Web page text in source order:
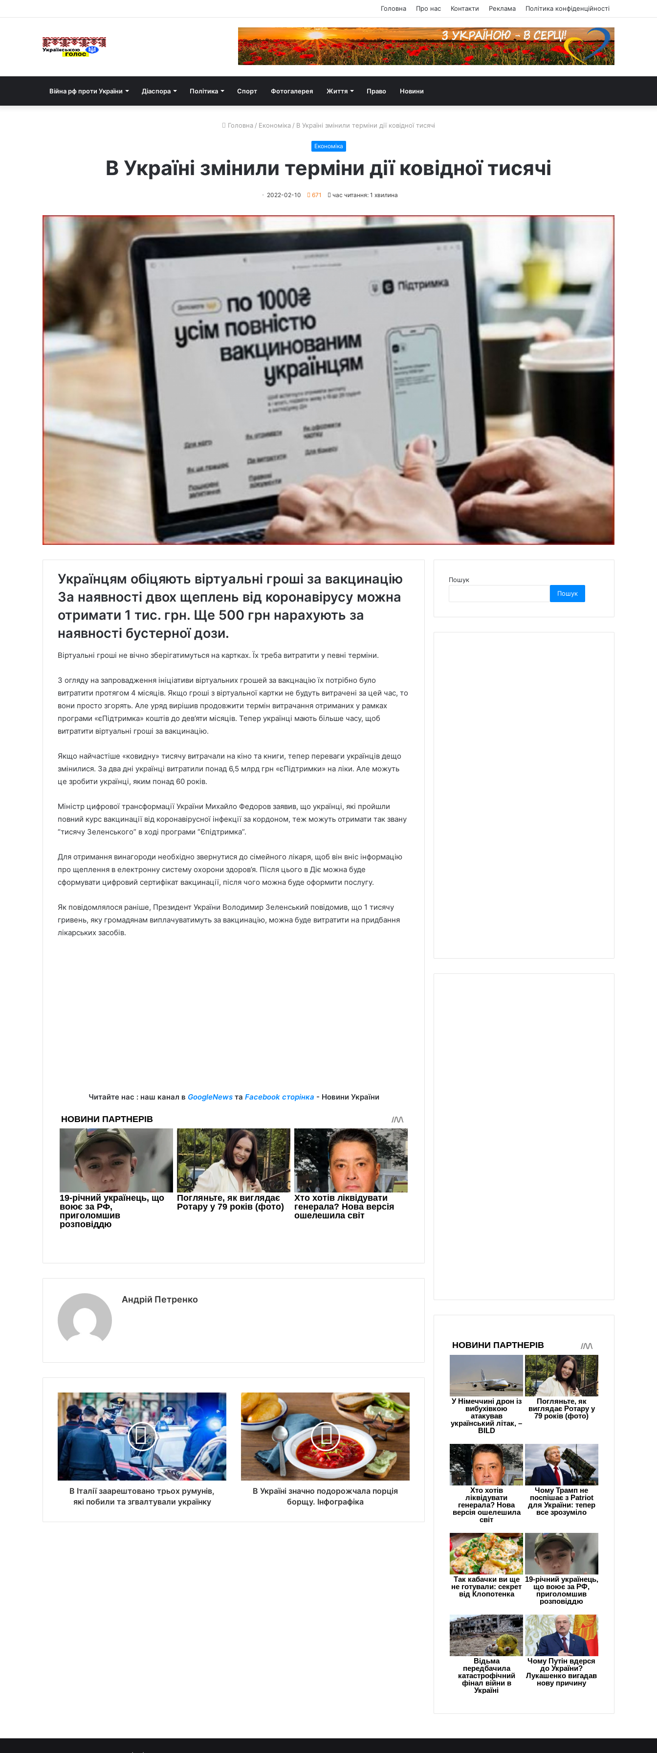
Головна Про нас Контакти Реклама Політика конфіденційності
Війна рф проти України Діаспора Політика Спорт Фотогалерея Життя Право Новини
Головна / Економіка / В Україні змінили терміни дії ковідної тисячі
Економіка
В Україні змінили терміни дії ковідної тисячі
2022-02-10 671 час читання: 1 хвилина
Українцям обіцяють віртуальні гроші за вакцинацію
За наявності двох щеплень від коронавірусу можна
отримати 1 тис. грн. Ще 500 грн нарахують за
наявності бустерної дози.
Віртуальні гроші не вічно зберігатимуться на картках. Їх треба витратити у певні терміни.
З огляду на запровадження ініціативи віртуальних грошей за вакцнацію їх потрібно було
витратити протягом 4 місяців. Якщо гроші з віртуальної картки не будуть витрачені за цей час, то
вони просто згорять. Але уряд вирішив продовжити термін витрачання отриманих у рамках
програми «єПідтримка» коштів до дев’яти місяців. Тепер українці мають більше часу, щоб
витратити віртуальні гроші за вакцинацію.
Якщо найчастіше «ковидну» тисячу витрачали на кіно та книги, тепер переваги українців дещо
змінилися. За два дні українці витратили понад 6,5 млрд грн «єПідтримки» на ліки. Але можуть
це зробити українці, яким понад 60 років.
Міністр цифрової трансформації України Михайло Федоров заявив, що українці, які пройшли
повний курс вакцинації від коронавірусної інфекції за кордоном, теж можуть отримати так звану
“тисячу Зеленського” в ході програми “Єпідтримка”.
Для отримання винагороди необхідно звернутися до сімейного лікаря, щоб він вніс інформацію
про щеплення в електронну систему охорони здоров’я. Після цього в Діє можна буде
сформувати цифровий сертифікат вакцинації, після чого можна буде оформити послугу.
Як повідомлялося раніше, Президент України Володимир Зеленський повідомив, що 1 тисячу
гривень, яку громадянам виплачуватимуть за вакцинацію, можна буде витратити на придбання
лікарських засобів.
Читайте нас : наш канал в GoogleNewsта Facebook сторінка - Новини України
Андрій Петренко
В Італії заарештовано трьох румунів,
які побили та згвалтували українку
В Україні значно подорожчала порція
борщу. Інфографіка
Пошук
Пошук